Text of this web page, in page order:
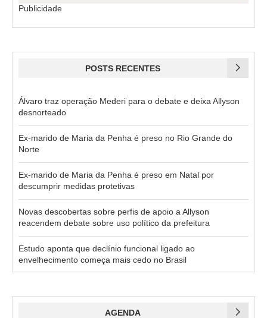
Publicidade
POSTS RECENTES
Álvaro traz operação Mederi para o debate e deixa Allyson
desnorteado
Ex-marido de Maria da Penha é preso no Rio Grande do
Norte
Ex-marido de Maria da Penha é preso em Natal por
descumprir medidas protetivas
Novas descobertas sobre perfis de apoio a Allyson
reacendem debate sobre uso político da prefeitura
Estudo aponta que declínio funcional ligado ao
envelhecimento começa mais cedo no Brasil
AGENDA